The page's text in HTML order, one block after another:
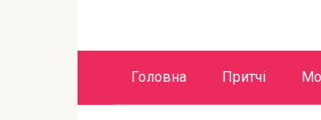
Головна Притчі